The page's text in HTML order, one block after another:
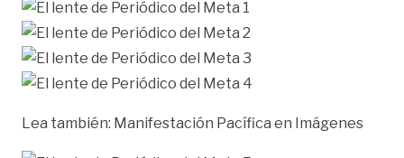
Lea también: Manifestación Pacífica en Imágenes